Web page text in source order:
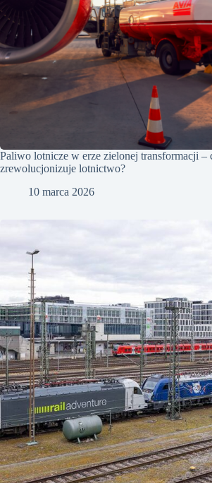
Paliwo lotnicze w erze zielonej transformacji –
zrewolucjonizuje lotnictwo?
10 marca 2026